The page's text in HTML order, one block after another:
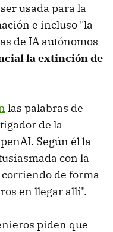
usada para la
e incluso "la
de IA autónomos
la extinción de
las palabras de
de la
Según él la
con la
de forma
en llegar allí".
piden que